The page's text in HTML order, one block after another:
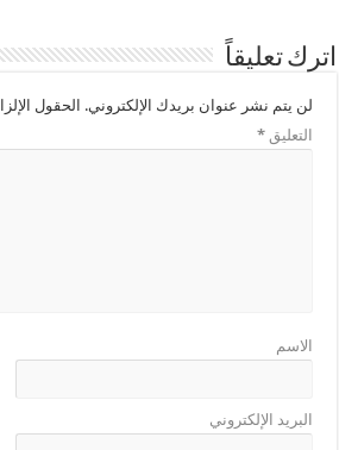
اترك تعليقاً
لن يتم نشر عنوان بريدك الإلكتروني. الحقول
التعليق*
الاسم
البريد الإلكتروني